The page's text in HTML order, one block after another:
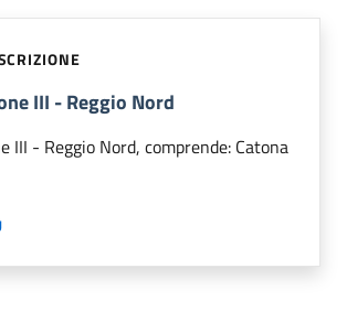
III - Reggio Nord
III - Reggio Nord, comprende: Catona